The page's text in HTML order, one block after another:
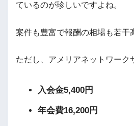
ているのが珍しいですよね。
案件も豊富で報酬の相場も若干
ただし、アメリアネットワーク
入会金5,400円
年会費16,200円